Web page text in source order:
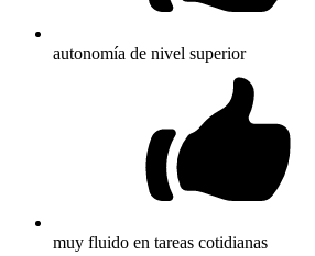
autonomía de nivel superior
muy fluido en tareas cotidianas